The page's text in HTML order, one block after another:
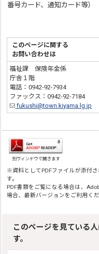
番号カード、通知カード等）
このページに関する
お問い合わせは
福祉課 保険年金係
庁舎１階
電話：0942-92-7934
ファックス：0942-92-7184
fukushi@town.kiyama.lg.jp
別ウィンドウで開きます
※資料としてPDFファイルが添付
す。
PDF書類をご覧になる場合は、
場合、最新バージョンをご利用くだ
このページを見ている
す。